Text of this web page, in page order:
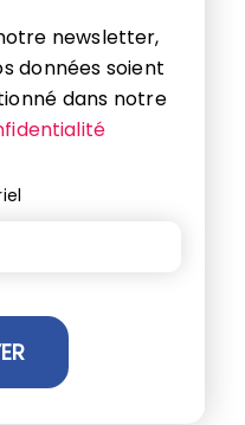
newsletter,
données soient
dans notre